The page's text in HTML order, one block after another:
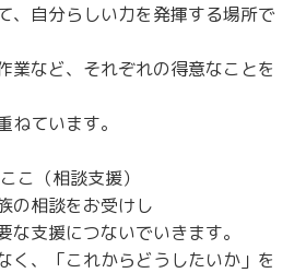
、自分らしい力を発揮する場所で
業など、それぞれの得意なことを
ねています。
こ（相談支援）
の相談をお受けし
な支援につないでいきます。
く、「これからどうしたいか」を